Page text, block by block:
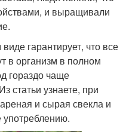
и выращивали
гарантирует, что все
в организм в полном
гораздо чаще
статьи узнаете, при
и сырая свекла и
употреблению.